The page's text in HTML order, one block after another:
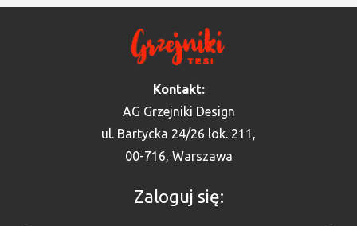
Kontakt:
AG Grzejniki Design
ul. Bartycka 24/26 lok. 211,
00-716, Warszawa
Zaloguj się: